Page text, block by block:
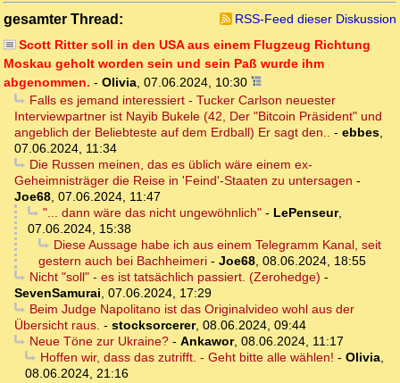
gesamter Thread:
RSS-Feed dieser Diskussion
Scott Ritter soll in den USA aus einem Flugzeug Richtung
Moskau geholt worden sein und sein Paß wurde ihm
abgenommen. - Olivia, 07.06.2024, 10:30
Falls es jemand interessiert - Tucker Carlson neuester
Interviewpartner ist Nayib Bukele (42, Der "Bitcoin Präsident" und
angeblich der Beliebteste auf dem Erdball) Er sagt den.. - ebbes,
07.06.2024, 11:34
Die Russen meinen, das es üblich wäre einem ex-
Geheimnisträger die Reise in 'Feind'-Staaten zu untersagen -
Joe68, 07.06.2024, 11:47
"... dann wäre das nicht ungewöhnlich"- LePenseur,
07.06.2024, 15:38
Diese Aussage habe ich aus einem Telegramm Kanal, seit
gestern auch bei Bachheimeri - Joe68, 08.06.2024, 18:55
Nicht "soll" - es ist tatsächlich passiert. (Zerohedge) -
SevenSamurai, 07.06.2024, 17:29
Beim Judge Napolitano ist das Originalvideo wohl aus der
Übersicht raus. - stocksorcerer, 08.06.2024, 09:44
Neue Töne zur Ukraine?- Ankawor, 08.06.2024, 11:17
Hoffen wir, dass das zutrifft. - Geht bitte alle wählen! - Olivia,
08.06.2024, 21:16